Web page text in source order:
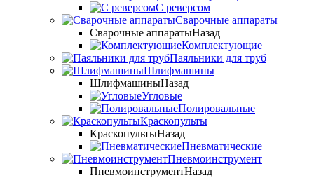
С реверсом
Сварочные аппараты
Сварочные аппаратыНазад
Комплектующие
Паяльники для труб
Шлифмашины
ШлифмашиныНазад
Угловые
Полировальные
Краскопульты
КраскопультыНазад
Пневматические
Пневмоинструмент
ПневмоинструментНазад